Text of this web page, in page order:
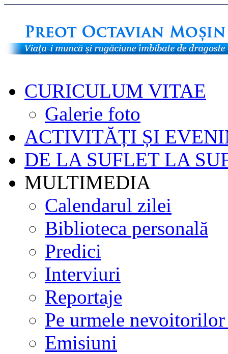
CURICULUM VITAE
Galerie foto
ACTIVITĂȚI ȘI
DE LA SUFLET LA
MULTIMEDIA
Calendarul zilei
Biblioteca personală
Predici
Interviuri
Reportaje
Pe urmele nevoitorilor
Emisiuni